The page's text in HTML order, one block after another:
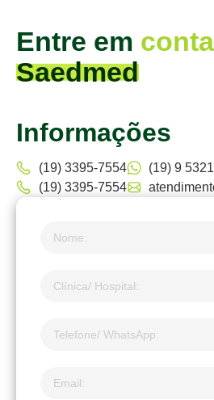
Entre em
Saedmed
Informações
(19) 3395-7554
(19) 3395-7554
(19) 9